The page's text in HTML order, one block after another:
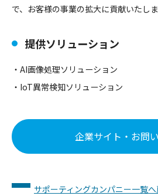
で、お客様の事業の拡大に貢献いたしま
提供ソリューション
・AI画像処理ソリューション
・IoT異常検知ソリューション
企業サイト・お問
サポーティングカンパニー一覧へ